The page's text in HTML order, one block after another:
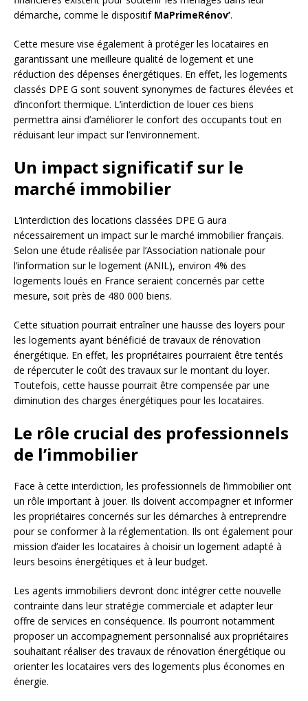
démarche, comme le dispositif MaPrimeRénov’.
Cette mesure vise également à protéger les locataires en
garantissant une meilleure qualité de logement et une
réduction des dépenses énergétiques. En effet, les logements
classés DPE G sont souvent synonymes de factures élevées et
d’inconfort thermique. L’interdiction de louer ces biens
permettra ainsi d’améliorer le confort des occupants tout en
réduisant leur impact sur l’environnement.
Un impact significatif sur le
marché immobilier
L’interdiction des locations classées DPE G aura
nécessairement un impact sur le marché immobilier français.
Selon une étude réalisée par l’Association nationale pour
l’information sur le logement (ANIL), environ 4% des
logements loués en France seraient concernés par cette
mesure, soit près de 480 000 biens.
Cette situation pourrait entraîner une hausse des loyers pour
les logements ayant bénéficié de travaux de rénovation
énergétique. En effet, les propriétaires pourraient être tentés
de répercuter le coût des travaux sur le montant du loyer.
Toutefois, cette hausse pourrait être compensée par une
diminution des charges énergétiques pour les locataires.
Le rôle crucial des professionnels
de l’immobilier
Face à cette interdiction, les professionnels de l’immobilier ont
un rôle important à jouer. Ils doivent accompagner et informer
les propriétaires concernés sur les démarches à entreprendre
pour se conformer à la réglementation. Ils ont également pour
mission d’aider les locataires à choisir un logement adapté à
leurs besoins énergétiques et à leur budget.
Les agents immobiliers devront donc intégrer cette nouvelle
contrainte dans leur stratégie commerciale et adapter leur
offre de services en conséquence. Ils pourront notamment
proposer un accompagnement personnalisé aux propriétaires
souhaitant réaliser des travaux de rénovation énergétique ou
orienter les locataires vers des logements plus économes en
énergie.